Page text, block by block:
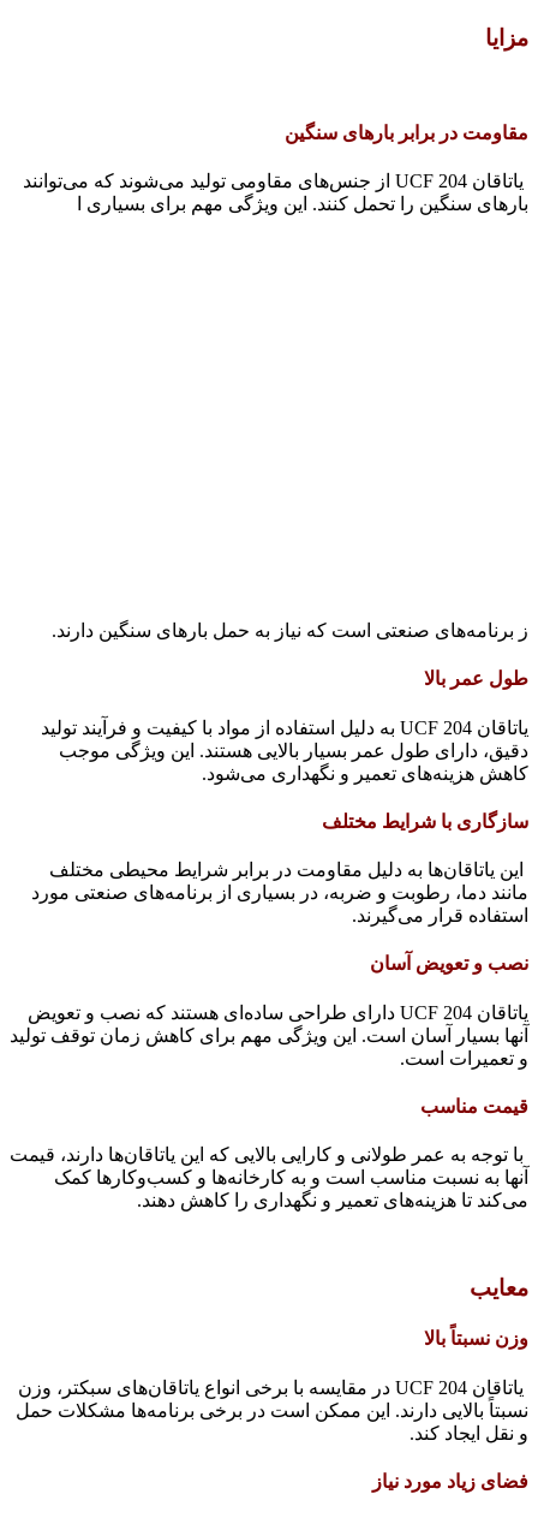
مزایا
مقاومت در برابر بارهای سنگین
یاتاقان UCF 204 از جنس‌های مقاومی تولید می‌شوند که می‌توانند
بارهای سنگین را تحمل کنند. این ویژگی مهم برای بسیاری ا
ز برنامه‌های صنعتی است که نیاز به حمل بارهای سنگین دارند.
طول عمر بالا
یاتاقان UCF 204 به دلیل استفاده از مواد با کیفیت و فرآیند تولید
دقیق، دارای طول عمر بسیار بالایی هستند. این ویژگی موجب
کاهش هزینه‌های تعمیر و نگهداری می‌شود.
سازگاری با شرایط مختلف
این یاتاقان‌ها به دلیل مقاومت در برابر شرایط محیطی مختلف
مانند دما، رطوبت و ضربه، در بسیاری از برنامه‌های صنعتی مورد
استفاده قرار می‌گیرند.
نصب و تعویض آسان
یاتاقان UCF 204 دارای طراحی ساده‌ای هستند که نصب و تعویض
آنها بسیار آسان است. این ویژگی مهم برای کاهش زمان توقف تولید
و تعمیرات است.
قیمت مناسب
با توجه به عمر طولانی و کارایی بالایی که این یاتاقان‌ها دارند، قیمت
آنها به نسبت مناسب است و به کارخانه‌ها و کسب‌وکارها کمک
می‌کند تا هزینه‌های تعمیر و نگهداری را کاهش دهند.
معایب
وزن نسبتاً بالا
یاتاقان UCF 204 در مقایسه با برخی انواع یاتاقان‌های سبکتر، وزن
نسبتاً بالایی دارند. این ممکن است در برخی برنامه‌ها مشکلات حمل
و نقل ایجاد کند.
فضای زیاد مورد نیاز